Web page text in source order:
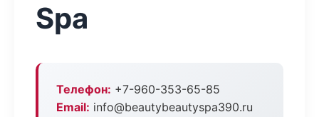
Spa
Телефон: +7-960-353-65-85
Email: info@beautybeautyspa390.ru